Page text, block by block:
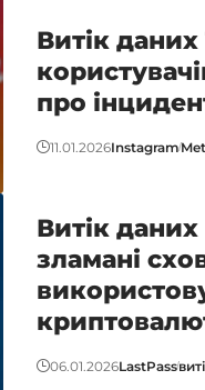
Витік даних
про
11.01.2026Instagram
Витік
зламані
06.01.2026LastPass